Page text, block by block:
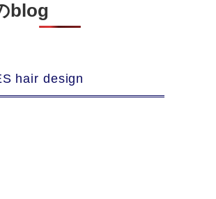
blog
hair design